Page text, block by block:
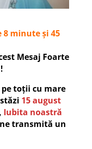
8 minute și 45
Mesaj Foarte
toții cu mare
15 august
Iubita noastră
transmită un